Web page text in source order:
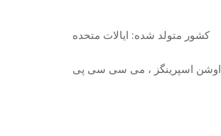
کشور متولد شده: ایالات متحده
اوشن اسپرینگز ، می سی سی پی